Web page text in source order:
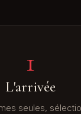
1
L'arrivée
seules,